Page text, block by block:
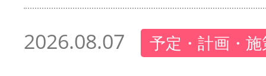
2026.08.07 予定・計画・